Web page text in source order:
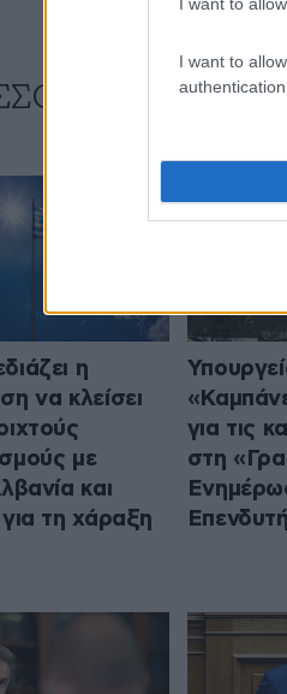
I want to
ΑΠΟ
η
να κλείσει
με
και
τη χάραξη
για τις
στη